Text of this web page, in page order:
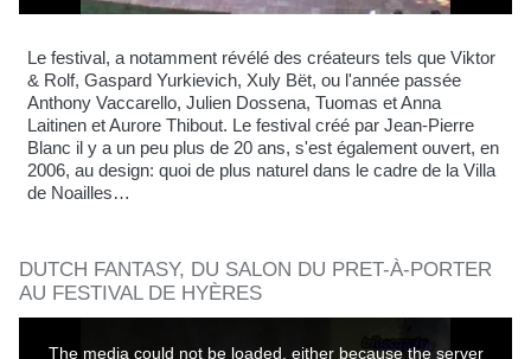
Le festival, a notamment révélé des créateurs tels que Viktor
& Rolf, Gaspard Yurkievich, Xuly Bët, ou l'année passée
Anthony Vaccarello, Julien Dossena, Tuomas et Anna
Laitinen et Aurore Thibout. Le festival créé par Jean-Pierre
Blanc il y a un peu plus de 20 ans, s'est également ouvert, en
2006, au design: quoi de plus naturel dans le cadre de la Villa
de Noailles…
DUTCH FANTASY, DU SALON DU PRET-À-PORTER
AU FESTIVAL DE HYÈRES